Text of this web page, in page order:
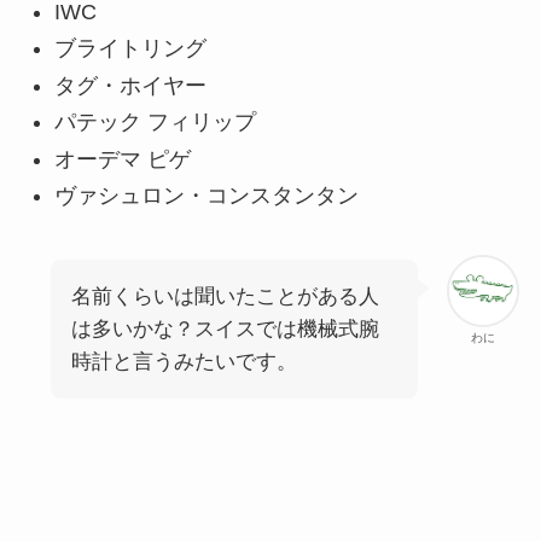
IWC
ブライトリング
タグ・ホイヤー
パテック フィリップ
オーデマ ピゲ
ヴァシュロン・コンスタンタン
わに
名前くらいは聞いたことがある人
は多いかな？スイスでは機械式腕
時計と言うみたいです。